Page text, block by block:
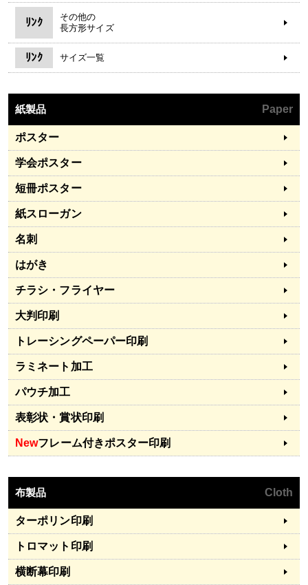
ﾘﾝｸ
その他の
長方形サイズ
ﾘﾝｸ サイズ一覧
紙製品 Paper
ポスター
学会ポスター
短冊ポスター
紙スローガン
名刺
はがき
チラシ・フライヤー
大判印刷
トレーシングペーパー印刷
ラミネート加工
パウチ加工
表彰状・賞状印刷
Newフレーム付きポスター印刷
布製品 Cloth
ターポリン印刷
トロマット印刷
横断幕印刷